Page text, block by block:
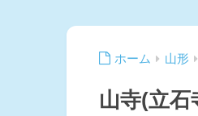
ホーム 山形
山寺(立